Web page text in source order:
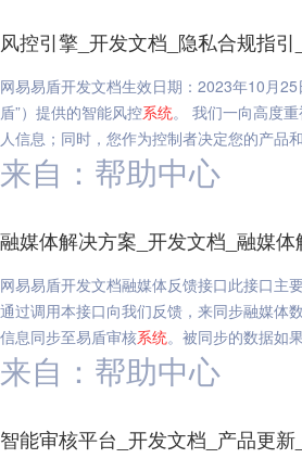
风控引擎_开发文档_隐私合规指
网易易盾开发文档生效日期：2023年10月
盾”）提供的智能风控系统。 我们一向高度
人信息；同时，您作为控制者决定您的产品
来自：帮助中心
融媒体解决方案_开发文档_融媒
网易易盾开发文档融媒体反馈接口此接口主
通过调用本接口向我们反馈，来同步融媒体
信息同步至易盾审核系统。被同步的数据如
来自：帮助中心
智能审核平台_开发文档_产品更